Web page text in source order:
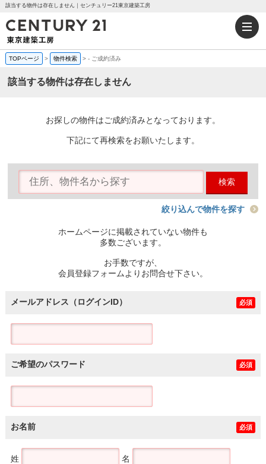
該当する物件は存在しません｜センチュリー21東京建築工房
TOPページ > 物件検索 >- ご成約済み
該当する物件は存在しません
お探しの物件はご成約済みとなっております。
下記にて再検索をお願いたします。
検索
絞り込んで物件を探す
ホームページに掲載されていない物件も
多数ございます。
お手数ですが、
会員登録フォームよりお問合せ下さい。
メールアドレス（ログインID） 必須
ご希望のパスワード 必須
お名前 必須
姓 名